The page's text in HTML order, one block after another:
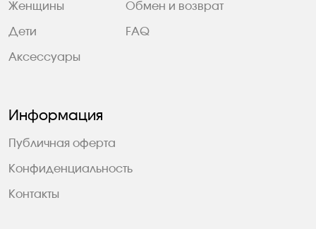
Женщины
Дети
Аксессуары
Обмен и возврат
FAQ
Информация
Публичная оферта
Конфиденциальность
Контакты